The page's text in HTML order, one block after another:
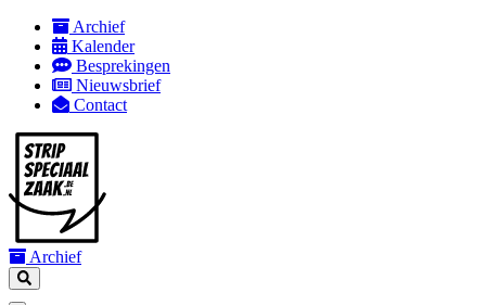
Secondary
navigation
Archief
Kalender
Besprekingen
Nieuwsbrief
Contact
Archief